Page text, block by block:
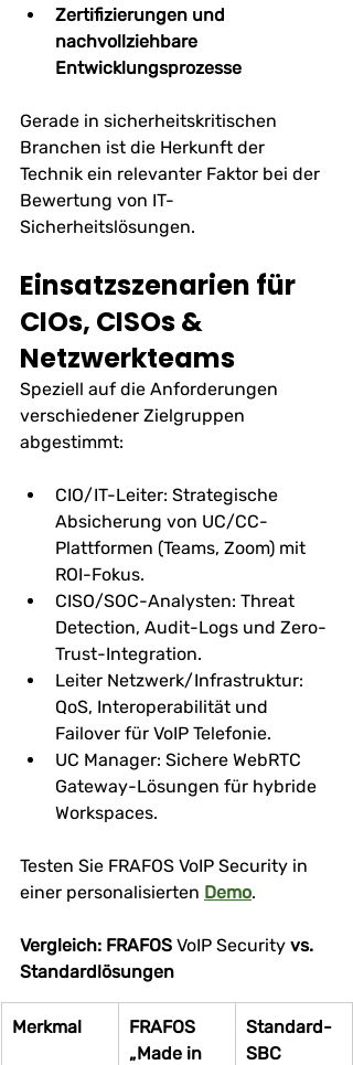
Zertifizierungen und
nachvollziehbare
Entwicklungsprozesse
Gerade in sicherheitskritischen
Branchen ist die Herkunft der
Technik ein relevanter Faktor bei der
Bewertung von IT-
Sicherheitslösungen.
Einsatzszenarien für
CIOs, CISOs &
Netzwerkteams
Speziell auf die Anforderungen
verschiedener Zielgruppen
abgestimmt:
CIO/IT-Leiter: Strategische
Absicherung von UC/CC-
Plattformen (Teams, Zoom) mit
ROI-Fokus.
CISO/SOC-Analysten: Threat
Detection, Audit-Logs und Zero-
Trust-Integration.
Leiter Netzwerk/Infrastruktur:
QoS, Interoperabilität und
Failover für VoIP Telefonie.
UC Manager: Sichere WebRTC
Gateway-Lösungen für hybride
Workspaces.
Testen Sie FRAFOS VoIP Security in
einer personalisierten Demo.
Vergleich: FRAFOS VoIP Security vs.
Standardlösungen
Merkmal
FRAFOS
„Made in
Standard-
SBC